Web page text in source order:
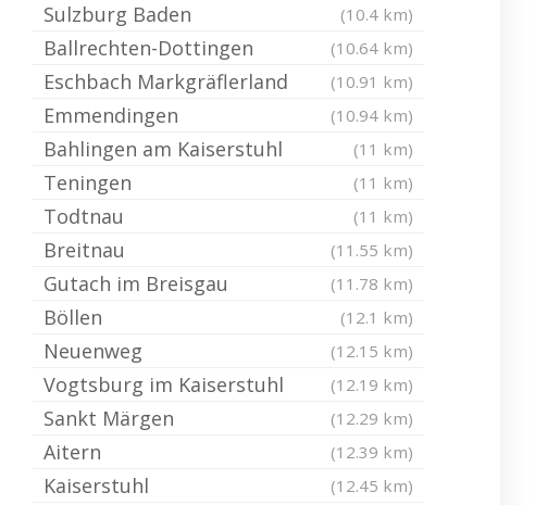
Sulzburg Baden (10.4 km)
Ballrechten-Dottingen (10.64 km)
Eschbach Markgräflerland (10.91 km)
Emmendingen (10.94 km)
Bahlingen am Kaiserstuhl (11 km)
Teningen (11 km)
Todtnau (11 km)
Breitnau (11.55 km)
Gutach im Breisgau (11.78 km)
Böllen (12.1 km)
Neuenweg (12.15 km)
Vogtsburg im Kaiserstuhl (12.19 km)
Sankt Märgen (12.29 km)
Aitern (12.39 km)
Kaiserstuhl (12.45 km)